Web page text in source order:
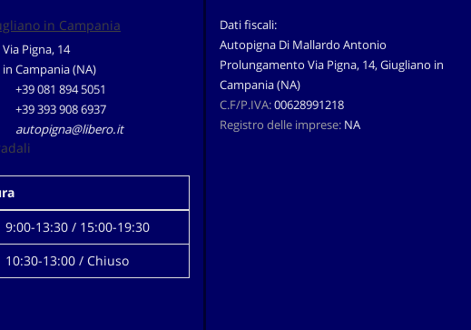
in Campania
Pigna, 14
in Campania (NA)
+39 081 894 5051
+39 393 908 6937
autopigna@libero.it
9:00-13:30 / 15:00-19:30
10:30-13:00 / Chiuso
Dati fiscali:
Autopigna Di Mallardo Antonio
Prolungamento Via Pigna, 14, Giugliano in
Campania (NA)
C.F/P.IVA:00628991218
Registro delle imprese: NA